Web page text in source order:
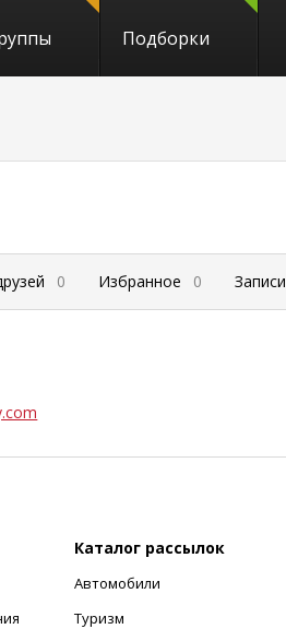
Подборки
0 Избранное 0 Записи
Каталог рассылок
Автомобили
Туризм